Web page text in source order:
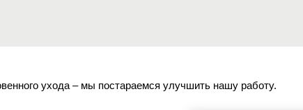
ухода – мы постараемся улучшить нашу работу.